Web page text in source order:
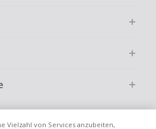
Vielzahl von Services anzubeiten,